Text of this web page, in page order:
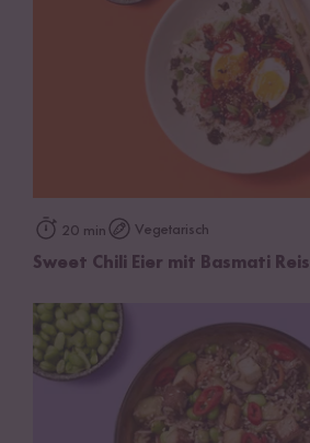
20 min Vegetarisch
Sweet Chili Eier mit Basmati Reis